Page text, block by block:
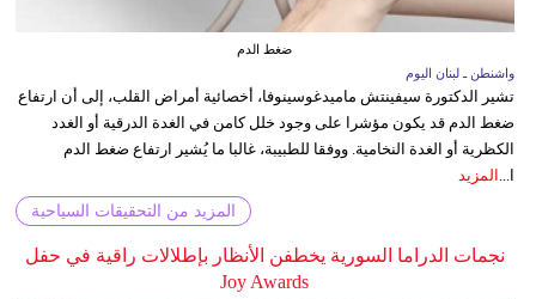
ضغط الدم
واشنطن ـ لبنان اليوم
تشير الدكتورة سيفينتش ماميدغوسينوفا، أخصائية أمراض القلب، إلى أن ارتفاع
ضغط الدم قد يكون مؤشرا على وجود خلل كامن في الغدة الدرقية أو الغدد
الكظرية أو الغدة النخامية. ووفقا للطبيبة، غالبا ما يُشير ارتفاع ضغط الدم
ا...
المزيد
المزيد من التحقيقات السياحية
نجمات الدراما السورية يخطفن الأنظار بإطلالات راقية في حفل
Joy Awards